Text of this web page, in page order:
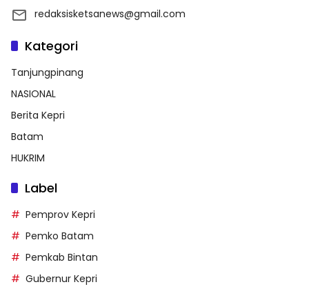
redaksisketsanews@gmail.com
Kategori
Tanjungpinang
NASIONAL
Berita Kepri
Batam
HUKRIM
Label
Pemprov Kepri
Pemko Batam
Pemkab Bintan
Gubernur Kepri